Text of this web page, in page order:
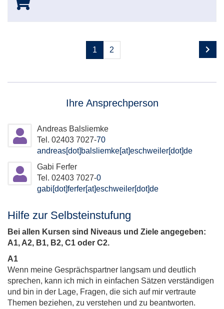
Seiten
blättern
1 2
Ihre Ansprechperson
Andreas Balsliemke
Tel. 02403 7027-70
andreas[dot]balsliemke[at]eschweiler[dot]de
Gabi Ferfer
Tel. 02403 7027-0
gabi[dot]ferfer[at]eschweiler[dot]de
Hilfe zur Selbsteinstufung
Bei allen Kursen sind Niveaus und Ziele angegeben:
A1, A2, B1, B2, C1 oder C2.
A1
Wenn meine Gesprächspartner langsam und deutlich
sprechen, kann ich mich in einfachen Sätzen verständigen
und bin in der Lage, Fragen, die sich auf mir vertraute
Themen beziehen, zu verstehen und zu beantworten.